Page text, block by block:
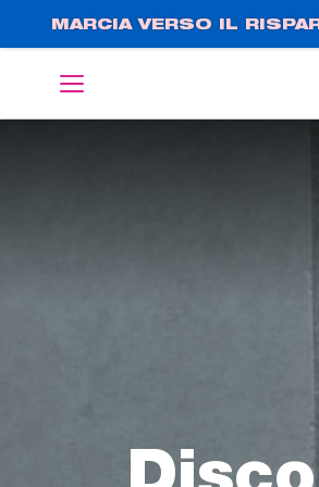
principale
MARCIA VERSO IL
English